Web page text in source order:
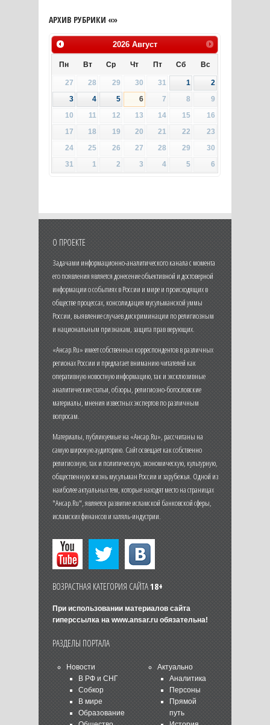
АРХИВ РУБРИКИ «»
2026 Август
Пн Вт Ср Чт Пт Сб Вс
27 28 29 30 31 1
2
3
4 5 6 7 8
9
10
11 12 13 14 15
16
17
18 19 20 21 22
23
24
25 26 27 28 29
30
31
1 2 3 4 5 6
О ПРОЕКТЕ
Задачами информационно-аналитического канала с момента
его появления является донесение объективной и достоверной
информации о событиях в России и мире и происходящих в
обществе процессах, консолидация мусульманской уммы
России, выявление случаев дискриминации по религиозным
и национальным признакам, защита прав верующих.
«Ансар.Ru» имеет собственных корреспондентов в различных
регионах России и предлагает вниманию читателей как
оперативную новостную информацию, так и эксклюзивные
аналитические статьи, обзоры, религиозно-богословские
материалы, мнения известных экспертов по различным
вопросам.
Материалы, публикуемые на «Ансар.Ru», рассчитаны на
самую широкую аудиторию. Сайт освещает как собственно
религиозную, так и политическую, экономическую, культурную,
общественную жизнь мусульман России и зарубежья. Одной из
наиболее актуальных тем, которые находят место на страницах
"Ансар.Ru", является развитие исламской банковской сферы,
исламских финансов и халяль-индустрии.
ВОЗРАСТНАЯ КАТЕГОРИЯ САЙТА18+
При использовании материалов сайта
гиперссылка на www.ansar.ruобязательна!
РАЗДЕЛЫ ПОРТАЛА
Новости
В РФ и СНГ
Собкор
В мире
Образование
Актуально
Аналитика
Персоны
Прямой
путь